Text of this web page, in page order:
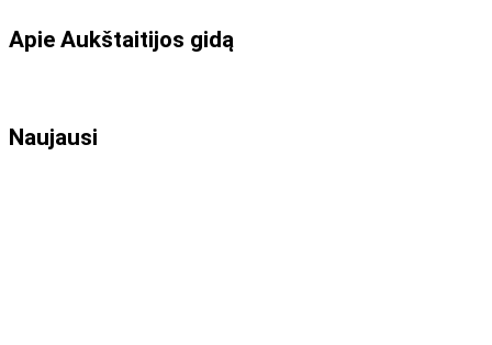
Apie Aukštaitijos gidą
Naujausi